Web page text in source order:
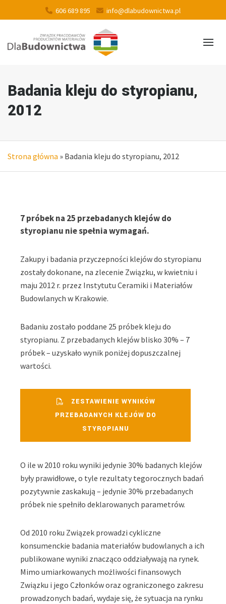
606 689 895 info@dlabudownictwa.pl
Badania kleju do styropianu,
2012
Strona główna » Badania kleju do styropianu, 2012
7 próbek na 25 przebadanych klejów do
styropianu nie spełnia wymagań.
Zakupy i badania przyczepności klejów do styropianu
zostały dokonane, na zlecenie Związku, w kwietniu i
maju 2012 r. przez Instytutu Ceramiki i Materiałów
Budowlanych w Krakowie.
Badaniu zostało poddane 25 próbek kleju do
styropianu. Z przebadanych klejów blisko 30% – 7
próbek – uzyskało wynik poniżej dopuszczalnej
wartości.
ZESTAWIENIE WYNIKÓW
PRZEBADANYCH KLEJÓW DO
STYROPIANU
O ile w 2010 roku wyniki jedynie 30% badanych klejów
były prawidłowe, o tyle rezultaty tegorocznych badań
pozytywnie zaskakują – jedynie 30% przebadanych
próbek nie spełniło deklarowanych parametrów.
Od 2010 roku Związek prowadzi cykliczne
konsumenckie badania materiałów budowlanych a ich
publikowane wyniki znacząco oddziaływają na rynek.
Mimo umiarkowanych możliwości finansowych
Związku i jego Członków oraz ograniczonego zakresu
prowadzonych badań, wydaje się, że sytuacja na rynku